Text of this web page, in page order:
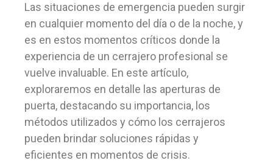
Las situaciones de emergencia pueden surgir
en cualquier momento del día o de la noche, y
es en estos momentos críticos donde la
experiencia de un cerrajero profesional se
vuelve invaluable. En este artículo,
exploraremos en detalle las aperturas de
puerta, destacando su importancia, los
métodos utilizados y cómo los cerrajeros
pueden brindar soluciones rápidas y
eficientes en momentos de crisis.